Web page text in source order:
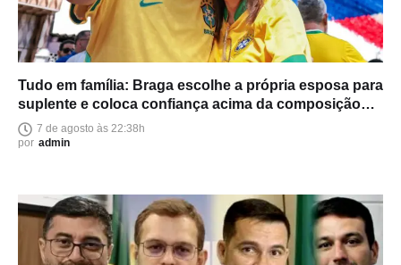
Tudo em família: Braga escolhe a própria esposa para
suplente e coloca confiança acima da composição
política
7 de agosto às 22:38h
por admin